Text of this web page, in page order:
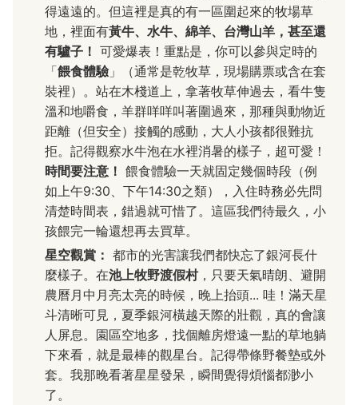
得遠遠的。但這裡是真的有一區圍起來的牧場草
地，裡面有黃牛、水牛、綿羊、台灣山羊，甚至還
有驢子！ 可愛爆表！重點是，你可以參與定時的
「餵食體驗 」（通常是乾牧草，現場購票或含在套
裝裡）。站在木棧道上，拿著牧草伸過去，看牛隻
溫和地嚼食，羊群咩咩叫著圍過來，那種與動物近
距離（但安全）接觸的感動，大人小孩都很難抗
拒。記得觀察水牛泡在水裡消暑的樣子，超可愛！
時間要注意！ 餵食體驗一天就固定幾個時段（例
如上午9:30、下午14:30之類），入住時務必先問
清楚時間表，錯過就可惜了。這區我們待最久，小
孩餵完一輪還想再去買草。
星空觀賞： 都市的光害讓我們都快忘了銀河長什
麼樣子。在池上牧野渡假村，只要天氣晴朗、避開
農曆月中月亮太亮的時候，晚上抬頭... 哇！滿天星
斗清晰可見，夏季銀河橫越天際的壯觀，真的會讓
人屏息。園區空地多，找個離房燈遠一點的草地躺
下來看，就是最棒的觀星台。記得帶條野餐墊或外
套。我那晚看著星星發呆，瞬間覺得煩惱都渺小
了。